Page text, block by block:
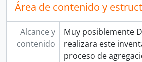
Área de contenido y
Alcance y
contenido
Muy posiblemente
realizara este
proceso de